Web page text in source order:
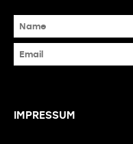
IMPRESSUM